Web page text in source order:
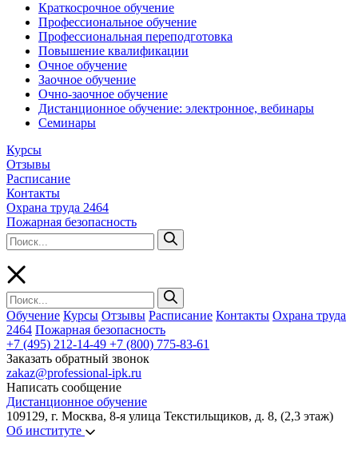
Краткосрочное обучение
Профессиональное обучение
Профессиональная переподготовка
Повышение квалификации
Очное обучение
Заочное обучение
Очно-заочное обучение
Дистанционное обучение: электронное, вебинары
Семинары
Курсы
Отзывы
Расписание
Контакты
Охрана труда 2464
Пожарная безопасность
Обучение Курсы Отзывы Расписание Контакты Охрана труда
2464 Пожарная безопасность
+7 (495) 212-14-49 +7 (800) 775-83-61
Заказать обратный звонок
zakaz@professional-ipk.ru
Написать сообщение
Дистанционное обучение
109129, г. Москва, 8-я улица Текстильщиков, д. 8, (2,3 этаж)
Об институте